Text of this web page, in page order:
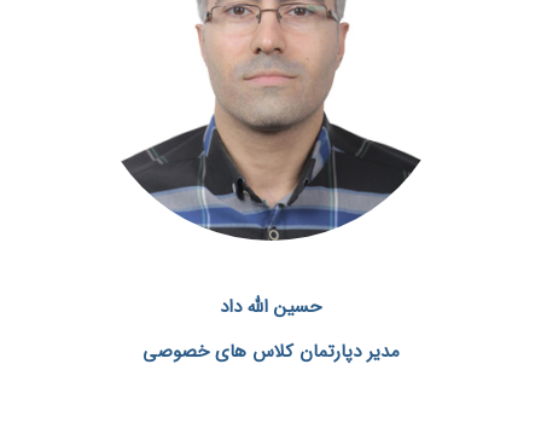
حسین الله داد
مدیر دپارتمان کلاس های خصوصی